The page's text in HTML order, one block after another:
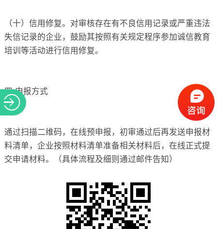
（十）信用修复。对审核存在有不良信用记录或严重违法
失信记录的企业，鼓励其按照有关规定程序参加诚信教育
培训等活动进行信用修复。
四.申报方式
通过扫描二维码，在线预申报，初审通过后再发送申报材
料清单，企业按照材料清单准备相关材料后，在线正式提
交申请材料。（具体流程及细则通过邮件告知）